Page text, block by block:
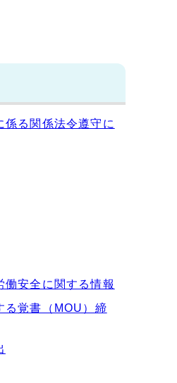
る関係法令遵守に
安全に関する情報
る覚書（MOU）締